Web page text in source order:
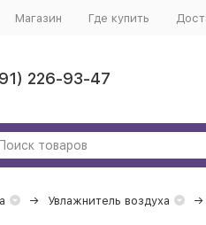
Магазин Где купить
226-93-47
Увлажнитель воздуха